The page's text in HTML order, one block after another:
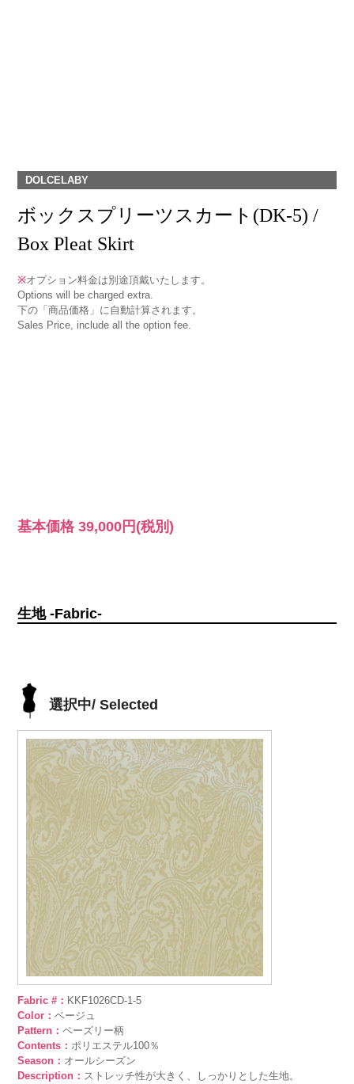
DOLCELABY
ボックスプリーツスカート(DK-5) /
Box Pleat Skirt
※オプション料金は別途頂戴いたします。
Options will be charged extra.
下の「商品価格」に自動計算されます。
Sales Price, include all the option fee.
基本価格39,000円 (税別)
生地 -Fabric-
選択中/ Selected
Fabric #： KKF1026CD-1-5
Color：ベージュ
Pattern：ペーズリー柄
Contents：ポリエステル100％
Season： オールシーズン
Description： ストレッチ性が大きく、しっかりとした生地。